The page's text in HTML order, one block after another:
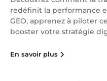
redéfinit la performance
GEO, apprenez à piloter
booster votre stratégie
En savoir plus